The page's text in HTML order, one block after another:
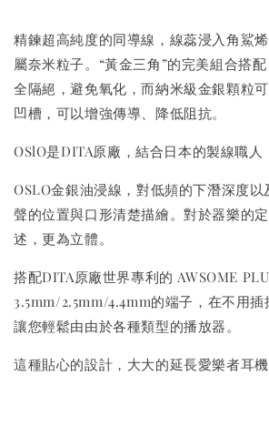
精鍊超高純度的同導線，線蕊浸入角鯊
屬奈米粒子。“黃金三角”的完美組合搭
全隔絕，避免氧化，而納米級金銀顆粒
凹槽，可以增強傳導、降低阻抗。
OSlO是DITA原廠，結合日本的製線職人
OSLO金銀油浸線，對低頻的下潛深度以
聲的位置與口形清楚描繪。對於器樂的
述，更為立體。
搭配DITA原廠世界專利的 AWSOME
3.5mm/2.5mm/4.4mm的端子，在不用插
讓您輕鬆由由於各種類型的播放器。
這種貼心的設計，大大的延長愛樂者耳機